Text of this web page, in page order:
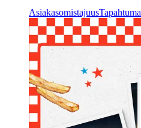
Asiakasomistajuus